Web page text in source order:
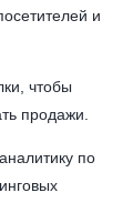
и
чтобы
продажи.
по